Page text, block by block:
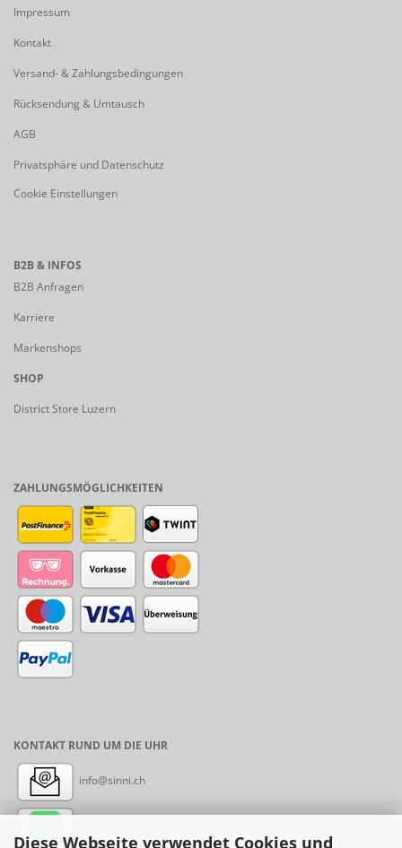
Diese Webseite verwendet Cookies und
Impressum
Kontakt
Versand- & Zahlungsbedingungen
Rücksendung & Umtausch
AGB
Privatsphäre und Datenschutz
Cookie Einstellungen
B2B & INFOS
B2B Anfragen
Karriere
Markenshops
SHOP
District Store Luzern
ZAHLUNGSMÖGLICHKEITEN
KONTAKT RUND UM DIE UHR
info@sinni.ch